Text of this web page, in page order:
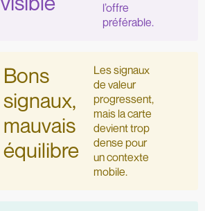
l’offre
préférable.
Bons
signaux,
mauvais
équilibre
Les signaux
de valeur
progressent,
mais la carte
devient trop
dense pour
un contexte
mobile.